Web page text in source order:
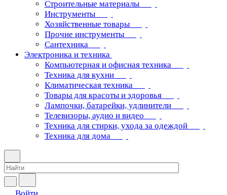
Строительные материалы
Инструменты
Хозяйственные товары
Прочие инструменты
Сантехника
Электроника и техника
Компьютерная и офисная техника
Техника для кухни
Климатическая техника
Товары для красоты и здоровья
Лампочки, батарейки, удлинители
Телевизоры, аудио и видео
Техника для стирки, ухода за одеждой
Техника для дома